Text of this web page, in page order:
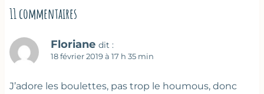
11 commentaires
Floriane dit :
18 février 2019 à 17 h 35 min
J’adore les boulettes, pas trop le houmous, donc